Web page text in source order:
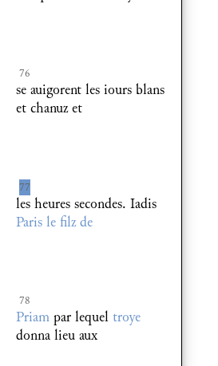
76
se auigorent les iours blans
et chanuz et
77
les heures secondes. Iadis
Paris le filz de
78
Priampar lequel troye
donna lieu aux